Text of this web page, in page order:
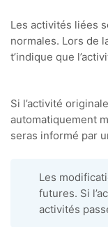
Les activités liées
normales. Lors de
t’indique que
Si l’activité
automatiquement
seras informé par
Les
futures. Si
activités